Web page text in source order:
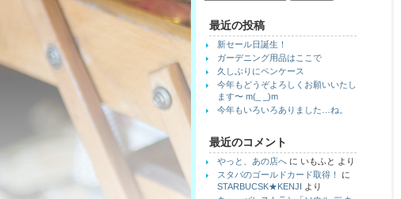
最近の投稿
新セール日誕生！
ガーデニング用品はここで
久しぶりにペンケース
今年もどうぞよろしくお願いいたし
ます〜 m(_ _)m
今年もいろいろありました…ね。
最近のコメント
やっと、あの店へ に いもふと より
スタバのゴールドカード取得！
に
STARBUCSK★KENJI より